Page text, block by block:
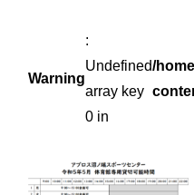
Warning
:
Undefined
array key
0 in
/